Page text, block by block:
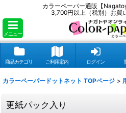
カラーペーパー通販【
3,700円以上（税別）お買
メニュー
商品カテゴリ ご利用案内 ログイン
カラーペーパードットネット TOPページ >
更紙パック入り